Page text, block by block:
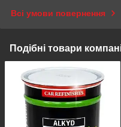
Всі умови повернення
Подібні товари